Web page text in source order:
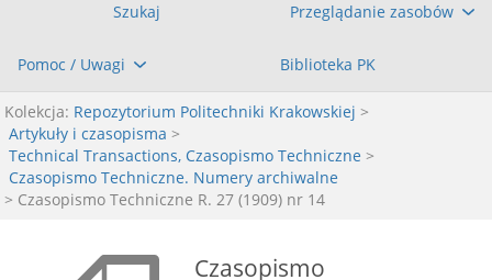
Szukaj Przeglądanie zasobów
Pomoc / Uwagi Biblioteka PK
Kolekcja: Repozytorium Politechniki Krakowskiej >
Artykuły i czasopisma >
Technical Transactions, Czasopismo Techniczne >
Czasopismo Techniczne. Numery archiwalne
> Czasopismo Techniczne R. 27 (1909) nr 14
Czasopismo